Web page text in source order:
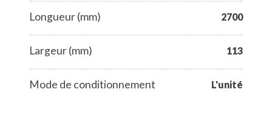
Longueur (mm) 2700
Largeur (mm) 113
Mode de conditionnement L'unité